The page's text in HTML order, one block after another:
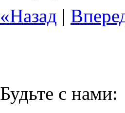
«Назад |
Будьте с нами: